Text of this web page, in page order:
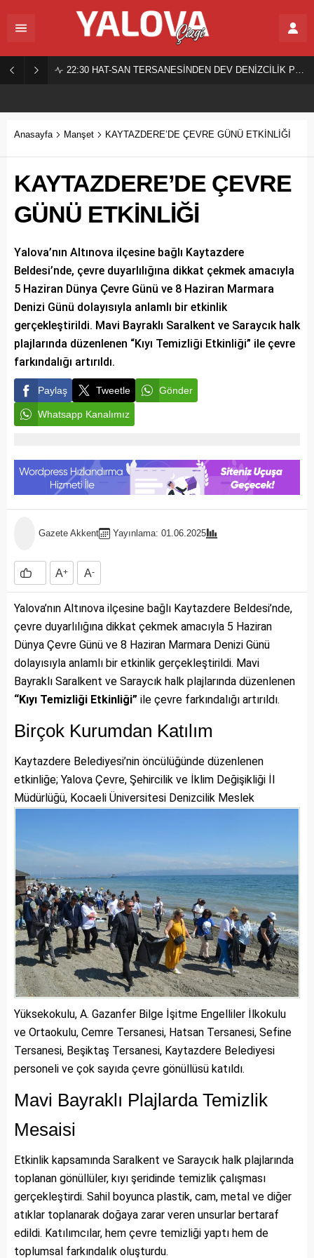
22:30 HAT-SAN TERSANESİNDEN DEV DENİZCİLİK PROJESİ!
Anasayfa Manşet KAYTAZDERE’DE ÇEVRE GÜNÜ ETKİNLİĞİ
KAYTAZDERE’DE ÇEVRE
GÜNÜ ETKİNLİĞİ
Yalova’nın Altınova ilçesine bağlı Kaytazdere
Beldesi’nde, çevre duyarlılığına dikkat çekmek amacıyla
5 Haziran Dünya Çevre Günü ve 8 Haziran Marmara
Denizi Günü dolayısıyla anlamlı bir etkinlik
gerçekleştirildi. Mavi Bayraklı Saralkent ve Saraycık halk
plajlarında düzenlenen “Kıyı Temizliği Etkinliği” ile çevre
farkındalığı artırıldı.
Paylaş Tweetle Gönder
Whatsapp Kanalımız
Gazete Akkent Yayınlama: 01.06.2025
A+ A-
Yalova’nın Altınova ilçesine bağlı Kaytazdere Beldesi’nde,
çevre duyarlılığına dikkat çekmek amacıyla 5 Haziran
Dünya Çevre Günü ve 8 Haziran Marmara Denizi Günü
dolayısıyla anlamlı bir etkinlik gerçekleştirildi. Mavi
Bayraklı Saralkent ve Saraycık halk plajlarında düzenlenen
“Kıyı Temizliği Etkinliği” ile çevre farkındalığı artırıldı.
Birçok Kurumdan Katılım
Kaytazdere Belediyesi’nin öncülüğünde düzenlenen
etkinliğe; Yalova Çevre, Şehircilik ve İklim Değişikliği İl
Müdürlüğü, Kocaeli Üniversitesi Denizcilik Meslek
Yüksekokulu, A. Gazanfer Bilge İşitme Engelliler İlkokulu
ve Ortaokulu, Cemre Tersanesi, Hatsan Tersanesi, Sefine
Tersanesi, Beşiktaş Tersanesi, Kaytazdere Belediyesi
personeli ve çok sayıda çevre gönüllüsü katıldı.
Mavi Bayraklı Plajlarda Temizlik
Mesaisi
Etkinlik kapsamında Saralkent ve Saraycık halk plajlarında
toplanan gönüllüler, kıyı şeridinde temizlik çalışması
gerçekleştirdi. Sahil boyunca plastik, cam, metal ve diğer
atıklar toplanarak doğaya zarar veren unsurlar bertaraf
edildi. Katılımcılar, hem çevre temizliği yaptı hem de
toplumsal farkındalık oluşturdu.